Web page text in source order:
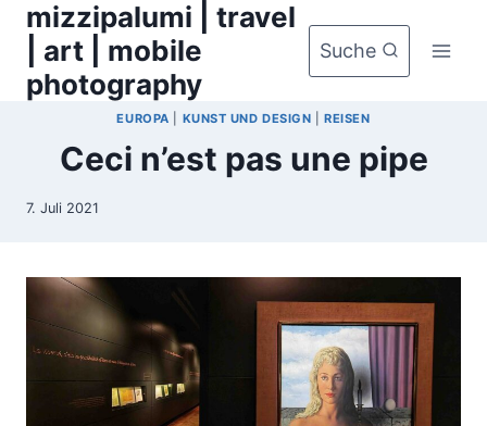
Zum
Inhalt
springen
mizzipalumi | travel
| art | mobile
photography
Suche
EUROPA KUNST UND DESIGN |REISEN
Ceci n’est pas une pipe
7. Juli 2021